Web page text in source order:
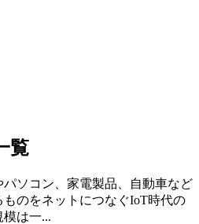
覧
ソコン、家電製品、自動車など
のをネットにつなぐIoT時代の
は一...